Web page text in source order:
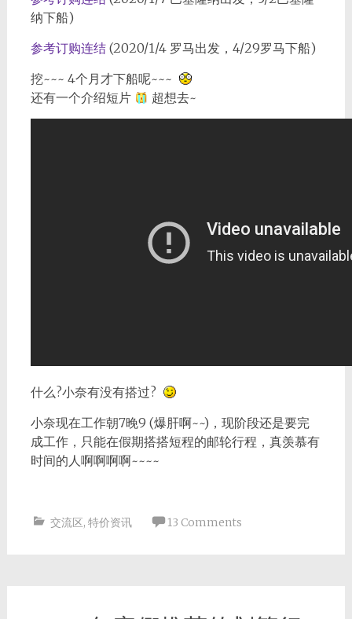
纳下船)
参考订购连结(2020/1/4 罗马出发，4/29罗马下船)
挖~~~ 4个月才下船呢~~~
还有一个介绍短片
超想去~
什么?小奈有没有搭过?
小奈现在工作朝7晚9 (爆肝啊~~)，现阶段还是要完
成工作，只能在假期搭搭短程的邮轮行程，真羡慕有
时间的人啊啊啊啊~~~~
交流区, 特价资讯 13 Comments